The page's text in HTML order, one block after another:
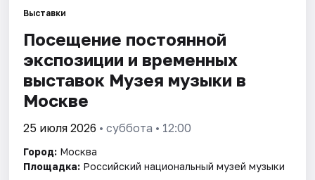
Города
Площадки
Артисты
Рейтинги
Выставки
Посещение постоянной
экспозиции и временных
выставок Музея музыки в
Москве
25 июля 2026 • суббота • 12:00
Город: Москва
Площадка: Российский национальный музей музыки